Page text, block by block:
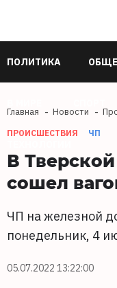
ПОЛИТИКА
Главная Новости
ПРОИСШЕСТВИЯ ЧП
В
сошел
ЧП на железной
понедельник, 4
05.07.2022 13:22:00